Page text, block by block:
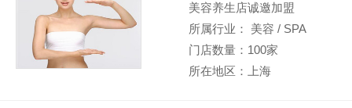
美容养生店诚邀加盟
所属行业： 美容 / SPA
门店数量：100家
所在地区：上海